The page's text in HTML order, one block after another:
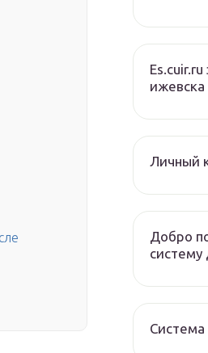
ижевска
Личный
Добро
систему